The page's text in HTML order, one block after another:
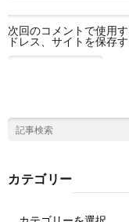
次回のコメントで使用
ドレス、サイトを保存す
カテゴリー